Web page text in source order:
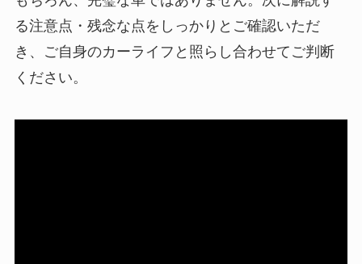
る注意点・残念な点をしっかりとご確認いただ
き、ご自身のカーライフと照らし合わせてご判断
ください。